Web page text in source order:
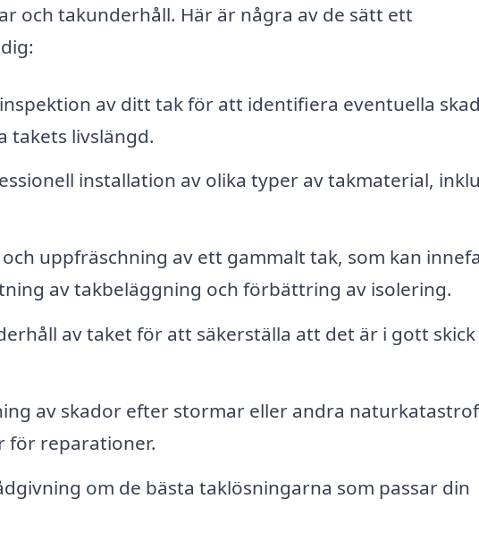
och takunderhåll. Här är några av de sätt ett
av ditt tak för att identifiera eventuella
takets livslängd.
installation av olika typer av takmaterial,
uppfräschning av ett gammalt tak, som kan
av takbeläggning och förbättring av isolering.
av taket för att säkerställa att det är i gott skick
av skador efter stormar eller andra
för reparationer.
om de bästa taklösningarna som passar din